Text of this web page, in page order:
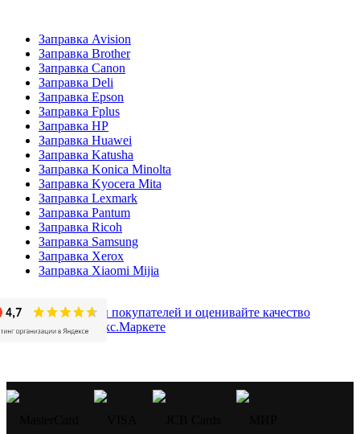
Заправка Avision
Заправка Brother
Заправка Canon
Заправка Deli
Заправка Epson
Заправка Fplus
Заправка HP
Заправка Huawei
Заправка Katusha
Заправка Konica Minolta
Заправка Kyocera Mita
Заправка Lexmark
Заправка Pantum
Заправка Ricoh
Заправка Samsung
Заправка Xerox
Заправка Xiaomi Mijia